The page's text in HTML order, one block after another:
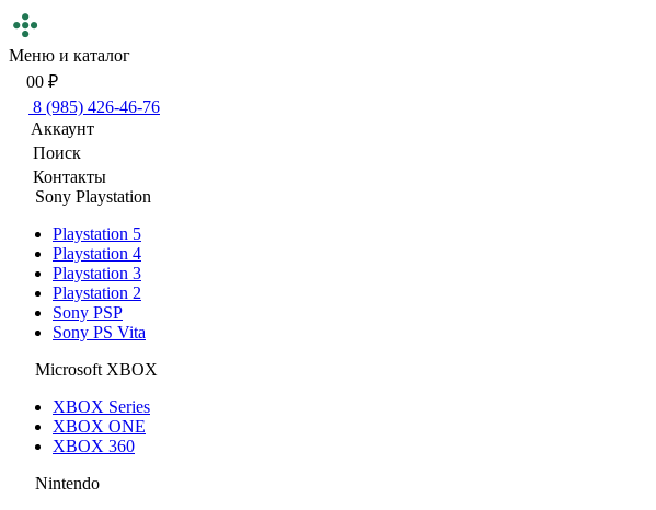
Меню и каталог
00 ₽
8 (985) 426-46-76
Аккаунт
Поиск
Контакты
Sony Playstation
Playstation 5
Playstation 4
Playstation 3
Playstation 2
Sony PSP
Sony PS Vita
Microsoft XBOX
XBOX Series
XBOX ONE
XBOX 360
Nintendo